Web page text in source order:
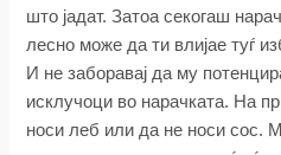
што јадат. Затоа секогаш
лесно може да ти влијае туѓ
И не заборавај да му
исклучоци во нарачката. На
носи леб или да не носи сос.